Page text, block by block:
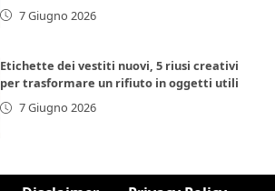
7 Giugno 2026
Etichette dei vestiti nuovi, 5 riusi creativi
per trasformare un rifiuto in oggetti utili
7 Giugno 2026